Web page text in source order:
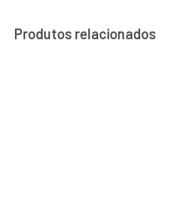
Produtos relacionados